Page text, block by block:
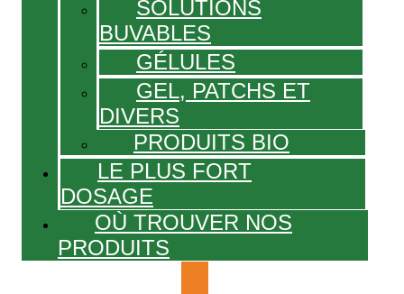
SOLUTIONS
BUVABLES
GÉLULES
GEL, PATCHS ET
DIVERS
PRODUITS BIO
LE PLUS FORT
DOSAGE
OÙ TROUVER NOS
PRODUITS